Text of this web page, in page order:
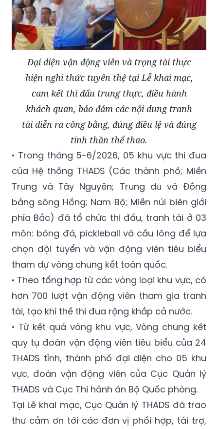
Đại diện vận động viên và trọng tài thực
hiện nghi thức tuyên thệ tại Lễ khai mạc,
cam kết thi đấu trung thực, điều hành
khách quan, bảo đảm các nội dung tranh
tài diễn ra công bằng, đúng điều lệ và đúng
tinh thần thể thao.
• Trong tháng 5-6/2026, 05 khu vực thi đua
của Hệ thống THADS (Các thành phố; Miền
Trung và Tây Nguyên; Trung du và Đồng
bằng sông Hồng; Nam Bộ; Miền núi biên giới
phía Bắc) đã tổ chức thi đấu, tranh tài ở 03
môn: bóng đá, pickleball và cầu lông để lựa
chọn đội tuyển và vận động viên tiêu biểu
tham dự vòng chung kết toàn quốc.
• Theo tổng hợp từ các vòng loại khu vực, có
hơn 700 lượt vận động viên tham gia tranh
tài, tạo khí thế thi đua rộng khắp cả nước.
• Từ kết quả vòng khu vực, Vòng chung kết
quy tụ đoàn vận động viên tiêu biểu của 24
THADS tỉnh, thành phố đại diện cho 05 khu
vực, đoàn vận động viên của Cục Quản lý
THADS và Cục Thi hành án Bộ Quốc phòng.
Tại Lễ khai mạc, Cục Quản lý THADS đã trao
thư cảm ơn tới các đơn vị phối hợp, tài trợ,